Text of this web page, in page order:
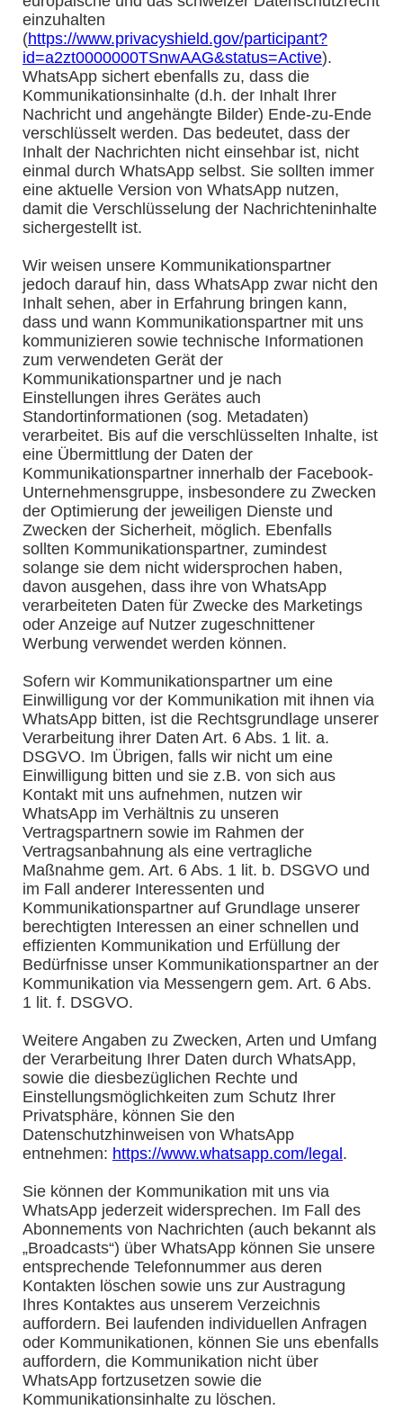
einzuhalten
(https://www.privacyshield.gov/participant?
id=a2zt0000000TSnwAAG&status=Active).
WhatsApp sichert ebenfalls zu, dass die
Kommunikationsinhalte (d.h. der Inhalt Ihrer
Nachricht und angehängte Bilder) Ende-zu-Ende
verschlüsselt werden. Das bedeutet, dass der
Inhalt der Nachrichten nicht einsehbar ist, nicht
einmal durch WhatsApp selbst. Sie sollten immer
eine aktuelle Version von WhatsApp nutzen,
damit die Verschlüsselung der Nachrichteninhalte
sichergestellt ist.
Wir weisen unsere Kommunikationspartner
jedoch darauf hin, dass WhatsApp zwar nicht den
Inhalt sehen, aber in Erfahrung bringen kann,
dass und wann Kommunikationspartner mit uns
kommunizieren sowie technische Informationen
zum verwendeten Gerät der
Kommunikationspartner und je nach
Einstellungen ihres Gerätes auch
Standortinformationen (sog. Metadaten)
verarbeitet. Bis auf die verschlüsselten Inhalte, ist
eine Übermittlung der Daten der
Kommunikationspartner innerhalb der Facebook-
Unternehmensgruppe, insbesondere zu Zwecken
der Optimierung der jeweiligen Dienste und
Zwecken der Sicherheit, möglich. Ebenfalls
sollten Kommunikationspartner, zumindest
solange sie dem nicht widersprochen haben,
davon ausgehen, dass ihre von WhatsApp
verarbeiteten Daten für Zwecke des Marketings
oder Anzeige auf Nutzer zugeschnittener
Werbung verwendet werden können.
Sofern wir Kommunikationspartner um eine
Einwilligung vor der Kommunikation mit ihnen via
WhatsApp bitten, ist die Rechtsgrundlage unserer
Verarbeitung ihrer Daten Art. 6 Abs. 1 lit. a.
DSGVO. Im Übrigen, falls wir nicht um eine
Einwilligung bitten und sie z.B. von sich aus
Kontakt mit uns aufnehmen, nutzen wir
WhatsApp im Verhältnis zu unseren
Vertragspartnern sowie im Rahmen der
Vertragsanbahnung als eine vertragliche
Maßnahme gem. Art. 6 Abs. 1 lit. b. DSGVO und
im Fall anderer Interessenten und
Kommunikationspartner auf Grundlage unserer
berechtigten Interessen an einer schnellen und
effizienten Kommunikation und Erfüllung der
Bedürfnisse unser Kommunikationspartner an der
Kommunikation via Messengern gem. Art. 6 Abs.
1 lit. f. DSGVO.
Weitere Angaben zu Zwecken, Arten und Umfang
der Verarbeitung Ihrer Daten durch WhatsApp,
sowie die diesbezüglichen Rechte und
Einstellungsmöglichkeiten zum Schutz Ihrer
Privatsphäre, können Sie den
Datenschutzhinweisen von WhatsApp
entnehmen: https://www.whatsapp.com/legal .
Sie können der Kommunikation mit uns via
WhatsApp jederzeit widersprechen. Im Fall des
Abonnements von Nachrichten (auch bekannt als
„Broadcasts“) über WhatsApp können Sie unsere
entsprechende Telefonnummer aus deren
Kontakten löschen sowie uns zur Austragung
Ihres Kontaktes aus unserem Verzeichnis
auffordern. Bei laufenden individuellen Anfragen
oder Kommunikationen, können Sie uns ebenfalls
auffordern, die Kommunikation nicht über
WhatsApp fortzusetzen sowie die
Kommunikationsinhalte zu löschen.